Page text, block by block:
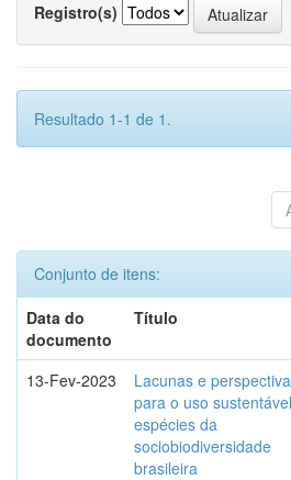
Registro(s)
Resultado 1-1 de 1.
Conjunto de itens:
Data do
documento
Título
13-Fev-2023
Lacunas e
para o uso
espécies da
sociobiodiversidade
brasileira